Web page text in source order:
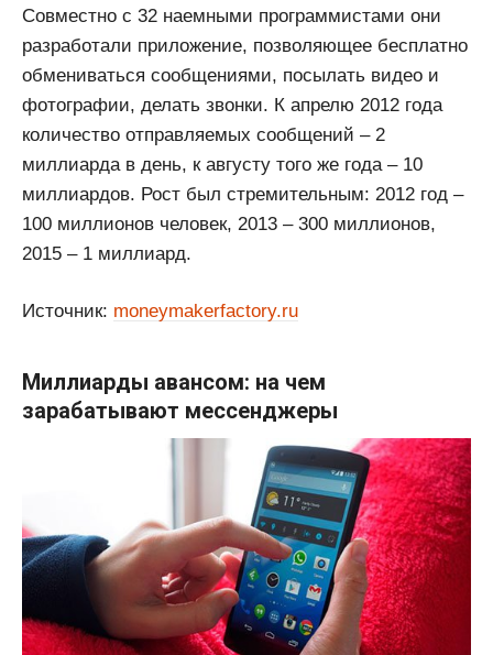
Совместно с 32 наемными программистами они
разработали приложение, позволяющее бесплатно
обмениваться сообщениями, посылать видео и
фотографии, делать звонки. К апрелю 2012 года
количество отправляемых сообщений – 2
миллиарда в день, к августу того же года – 10
миллиардов. Рост был стремительным: 2012 год –
100 миллионов человек, 2013 – 300 миллионов,
2015 – 1 миллиард.
Источник: moneymakerfactory.ru
Миллиарды авансом: на чем
зарабатывают мессенджеры